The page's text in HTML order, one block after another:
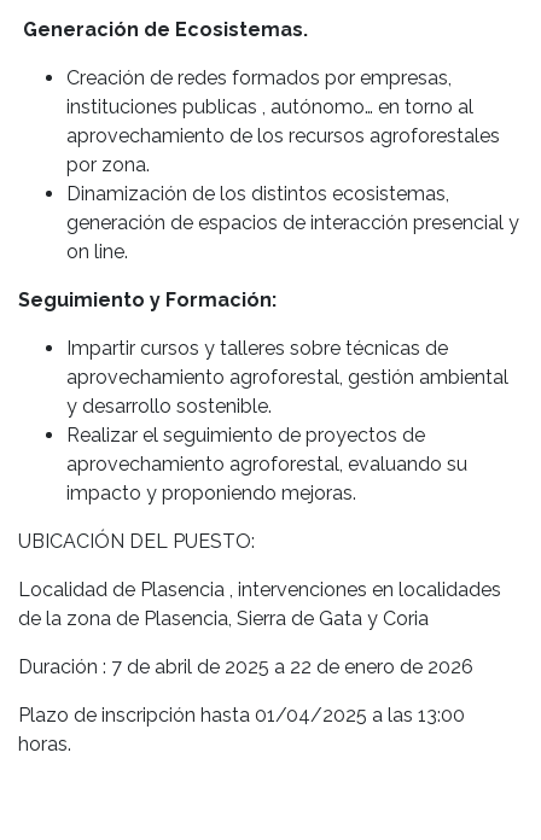
Generación de Ecosistemas.
Creación de redes formados por empresas,
instituciones publicas , autónomo… en torno al
aprovechamiento de los recursos agroforestales
por zona.
Dinamización de los distintos ecosistemas,
generación de espacios de interacción presencial y
on line.
Seguimiento y Formación:
Impartir cursos y talleres sobre técnicas de
aprovechamiento agroforestal, gestión ambiental
y desarrollo sostenible.
Realizar el seguimiento de proyectos de
aprovechamiento agroforestal, evaluando su
impacto y proponiendo mejoras.
UBICACIÓN DEL PUESTO:
Localidad de Plasencia , intervenciones en localidades
de la zona de Plasencia, Sierra de Gata y Coria
Duración : 7 de abril de 2025 a 22 de enero de 2026
Plazo de inscripción hasta 01/04/2025 a las 13:00
horas.